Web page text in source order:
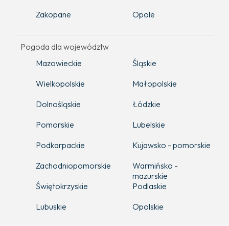
Zakopane
Opole
Pogoda dla województw
Mazowieckie
Śląskie
Wielkopolskie
Małopolskie
Dolnośląskie
Łódzkie
Pomorskie
Lubelskie
Podkarpackie
Kujawsko - pomorskie
Zachodniopomorskie
Warmińsko -
mazurskie
Świętokrzyskie
Podlaskie
Lubuskie
Opolskie